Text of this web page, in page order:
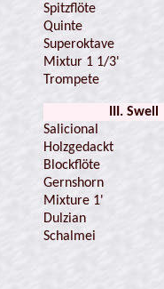
Spitzflöte
Quinte
Superoktave
Mixtur 1 1/3'
Trompete
III. Swell
Salicional
Holzgedackt
Blockflöte
Gernshorn
Mixture 1'
Dulzian
Schalmei